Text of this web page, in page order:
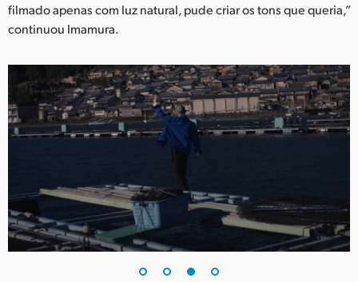
filmado apenas com luz natural, pude criar os tons que queria,”
continuou Imamura.